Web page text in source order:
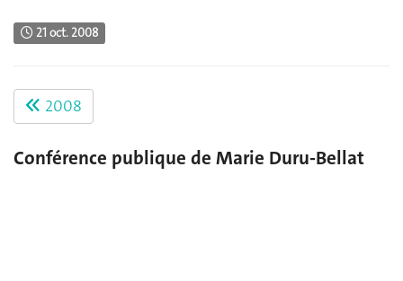
21 oct. 2008
2008
Conférence publique de Marie Duru-Bellat